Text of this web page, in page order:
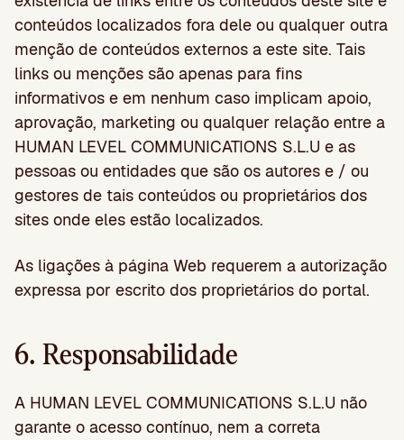
conteúdos localizados fora dele ou qualquer outra
menção de conteúdos externos a este site. Tais
links ou menções são apenas para fins
informativos e em nenhum caso implicam apoio,
aprovação, marketing ou qualquer relação entre a
HUMAN LEVEL COMMUNICATIONS S.L.U e as
pessoas ou entidades que são os autores e / ou
gestores de tais conteúdos ou proprietários dos
sites onde eles estão localizados.
As ligações à página Web requerem a autorização
expressa por escrito dos proprietários do portal.
6. Responsabilidade
A HUMAN LEVEL COMMUNICATIONS S.L.U não
garante o acesso contínuo, nem a correta